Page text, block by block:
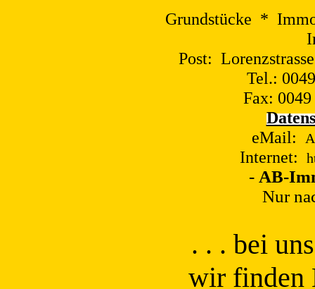
Grundstücke *
Post:
Tel.:
Fax:
eMail:
Internet:
- AB-
Nur
. . . bei
wir finden